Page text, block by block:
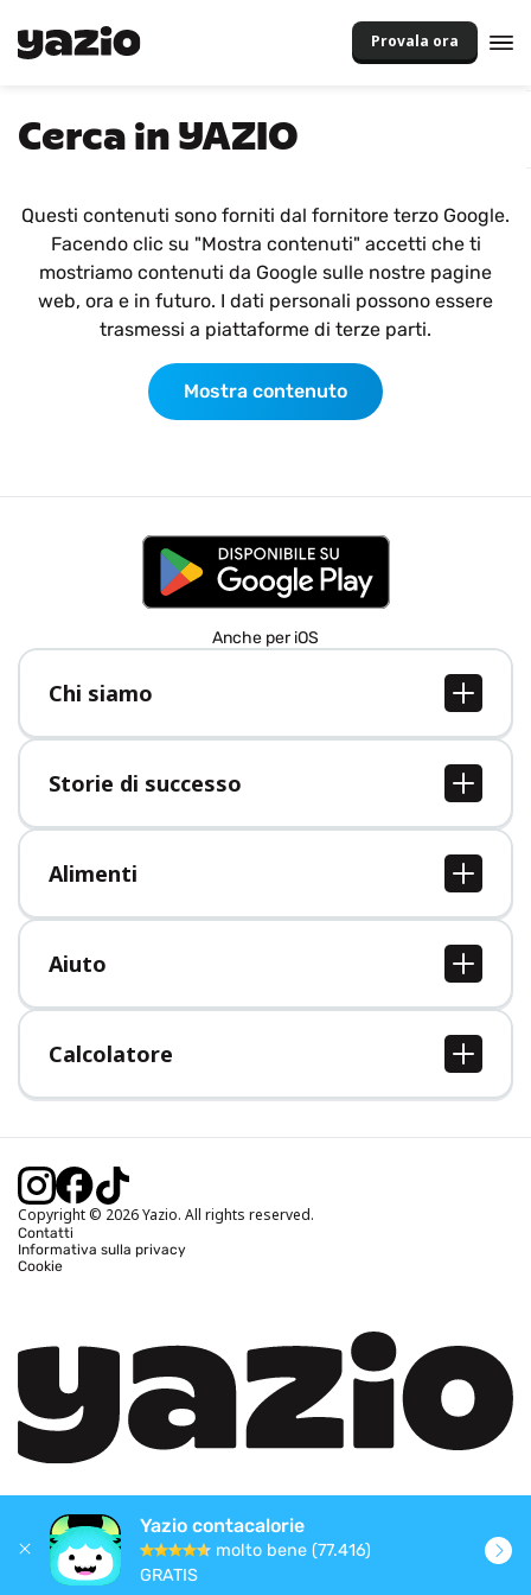
Provala ora
Cerca in YAZIO
Questi contenuti sono forniti dal fornitore terzo Google.
Facendo clic su "Mostra contenuti" accetti che ti
mostriamo contenuti da Google sulle nostre pagine
web, ora e in futuro. I dati personali possono essere
trasmessi a piattaforme di terze parti.
Mostra contenuto
Anche per iOS
Chi siamo
Chi siamo
Lavori
Stampa
Storie di successo
Tutte le storie di successo
Alimenti
Tutti i cibi
Aiuto
Centro assistenza
Calcolatore
Calcolo BMI (IMC)
Calcolo peso ideale
Calcolo calorie bruciate
Copyright © 2026 Yazio. All rights reserved.
Contatti
Informativa sulla privacy
Cookie
Yazio contacalorie
molto bene (77.416)
GRATIS